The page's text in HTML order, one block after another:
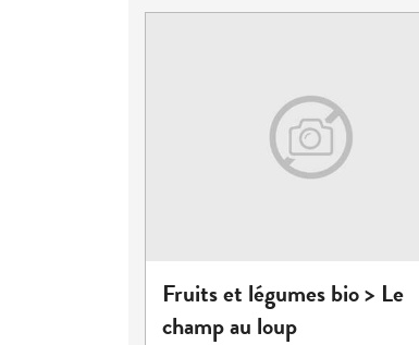
Fruits et légumes bio > Le
champ au loup